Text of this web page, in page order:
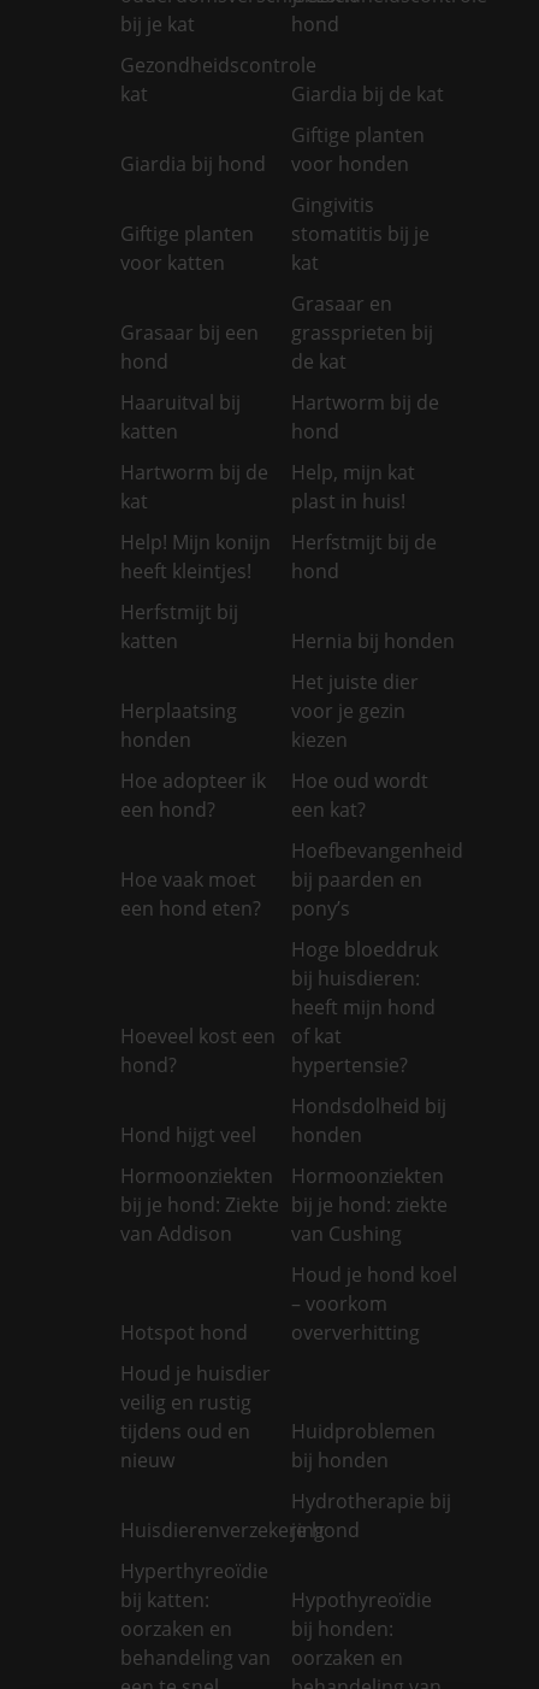
bij je kat
hond
Gezondheidscontrole
kat
Giardia bij de kat
Giardia bij hond
Giftige planten
voor honden
Giftige planten
voor katten
Gingivitis
stomatitis bij je
kat
Grasaar bij een
hond
Grasaar en
grassprieten bij
de kat
Haaruitval bij
katten
Hartworm bij de
hond
Hartworm bij de
kat
Help, mijn kat
plast in huis!
Help! Mijn konijn
heeft kleintjes!
Herfstmijt bij de
hond
Herfstmijt bij
katten
Hernia bij honden
Herplaatsing
honden
Het juiste dier
voor je gezin
kiezen
Hoe adopteer ik
een hond?
Hoe oud wordt
een kat?
Hoe vaak moet
een hond eten?
Hoefbevangenheid
bij paarden en
pony’s
Hoeveel kost een
hond?
Hoge bloeddruk
bij huisdieren:
heeft mijn hond
of kat
hypertensie?
Hond hijgt veel
Hondsdolheid bij
honden
Hormoonziekten
bij je hond: Ziekte
van Addison
Hormoonziekten
bij je hond: ziekte
van Cushing
Hotspot hond
Houd je hond koel
– voorkom
oververhitting
Houd je huisdier
veilig en rustig
tijdens oud en
nieuw
Huidproblemen
bij honden
Huisdierenverzekering
Hydrotherapie bij
je hond
Hyperthyreoïdie
bij katten:
oorzaken en
behandeling van
Hypothyreoïdie
bij honden:
oorzaken en